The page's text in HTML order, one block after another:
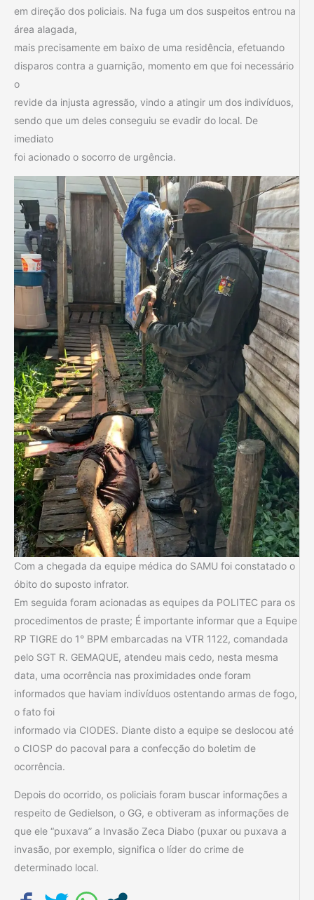
em direção dos policiais. Na fuga um dos suspeitos entrou na
área alagada,
mais precisamente em baixo de uma residência, efetuando
disparos contra a guarnição, momento em que foi necessário
o
revide da injusta agressão, vindo a atingir um dos indivíduos,
sendo que um deles conseguiu se evadir do local. De
imediato
foi acionado o socorro de urgência.
Com a chegada da equipe médica do SAMU foi constatado o
óbito do suposto infrator.
Em seguida foram acionadas as equipes da POLITEC para os
procedimentos de praste; É importante informar que a Equipe
RP TIGRE do 1° BPM embarcadas na VTR 1122, comandada
pelo SGT R. GEMAQUE, atendeu mais cedo, nesta mesma
data, uma ocorrência nas proximidades onde foram
informados que haviam indivíduos ostentando armas de fogo,
o fato foi
informado via CIODES. Diante disto a equipe se deslocou até
o CIOSP do pacoval para a confecção do boletim de
ocorrência.
Depois do ocorrido, os policiais foram buscar informações a
respeito de Gedielson, o GG, e obtiveram as informações de
que ele “puxava” a Invasão Zeca Diabo (puxar ou puxava a
invasão, por exemplo, significa o líder do crime de
determinado local.